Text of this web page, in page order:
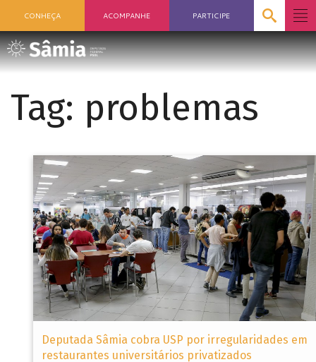
CONHEÇA ACOMPANHE PARTICIPE
Tag: problemas
Deputada Sâmia cobra USP por irregularidades em
restaurantes universitários privatizados